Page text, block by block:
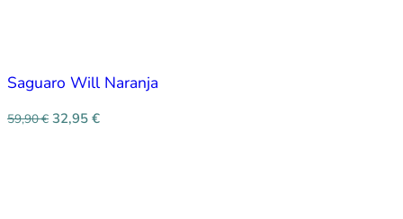
Saguaro Will Naranja
59,90€ 32,95 €